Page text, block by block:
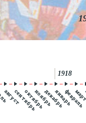
августсентябрь
октябрь
ноябрьдекабрь
январь
1918
февраль